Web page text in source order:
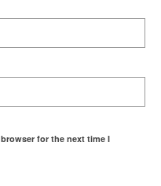
for the next time I